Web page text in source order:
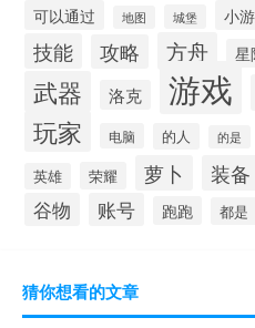
可以通过 地图 城堡 小
技能 攻略 方舟 星
武器 洛克 游戏
玩家 电脑 的人 的是
英雄 荣耀 萝卜 装备
谷物 账号 跑跑 都是
猜你想看的文章